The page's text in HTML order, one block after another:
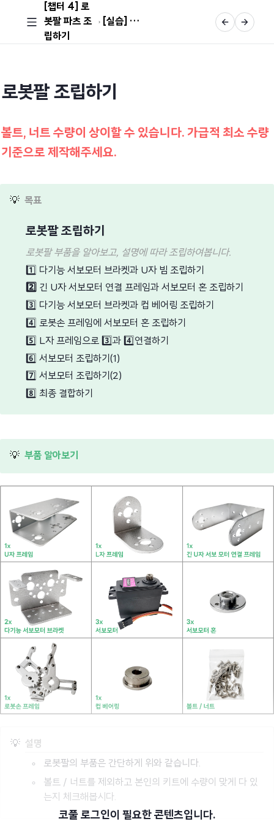
[챕터 4] 로
봇팔 파츠 조
립하기
[실습] 로봇팔 조립하기
코풀 로그인이 필요한 콘텐츠입니다.
로봇팔 조립하기
볼트, 너트 수량이 상이할 수 있습니다. 가급적 최소 수량
기준으로 제작해주세요.
💡 목표
로봇팔 조립하기
로봇팔 부품을 알아보고, 설명에 따라 조립하여봅니다.
1️⃣ 다기능 서보모터 브라켓과 U자 빔 조립하기
2️⃣ 긴 U자 서보모터 연결 프레임과 서보모터 혼 조립하기
3️⃣ 다기능 서보모터 브라켓과 컵 베어링 조립하기
4️⃣ 로봇손 프레임에 서보모터 혼 조립하기
5️⃣
L자 프레임으로 3️⃣ 과 4️⃣ 연결하기
6️⃣ 서보모터 조립하기(1)
7️⃣ 서보모터 조립하기(2)
8️⃣ 최종 결합하기
💡 부품 알아보기
💡 설명
로봇팔의 부품은 간단하게 위와 같습니다.
볼트 / 너트를 제외하고 본인의 키트에 수량이 맞게 다 있
는지 체크해봅시다.